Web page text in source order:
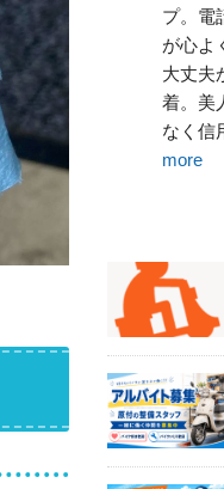
プ。電
が心よ
大丈夫
着。美
なく信
more